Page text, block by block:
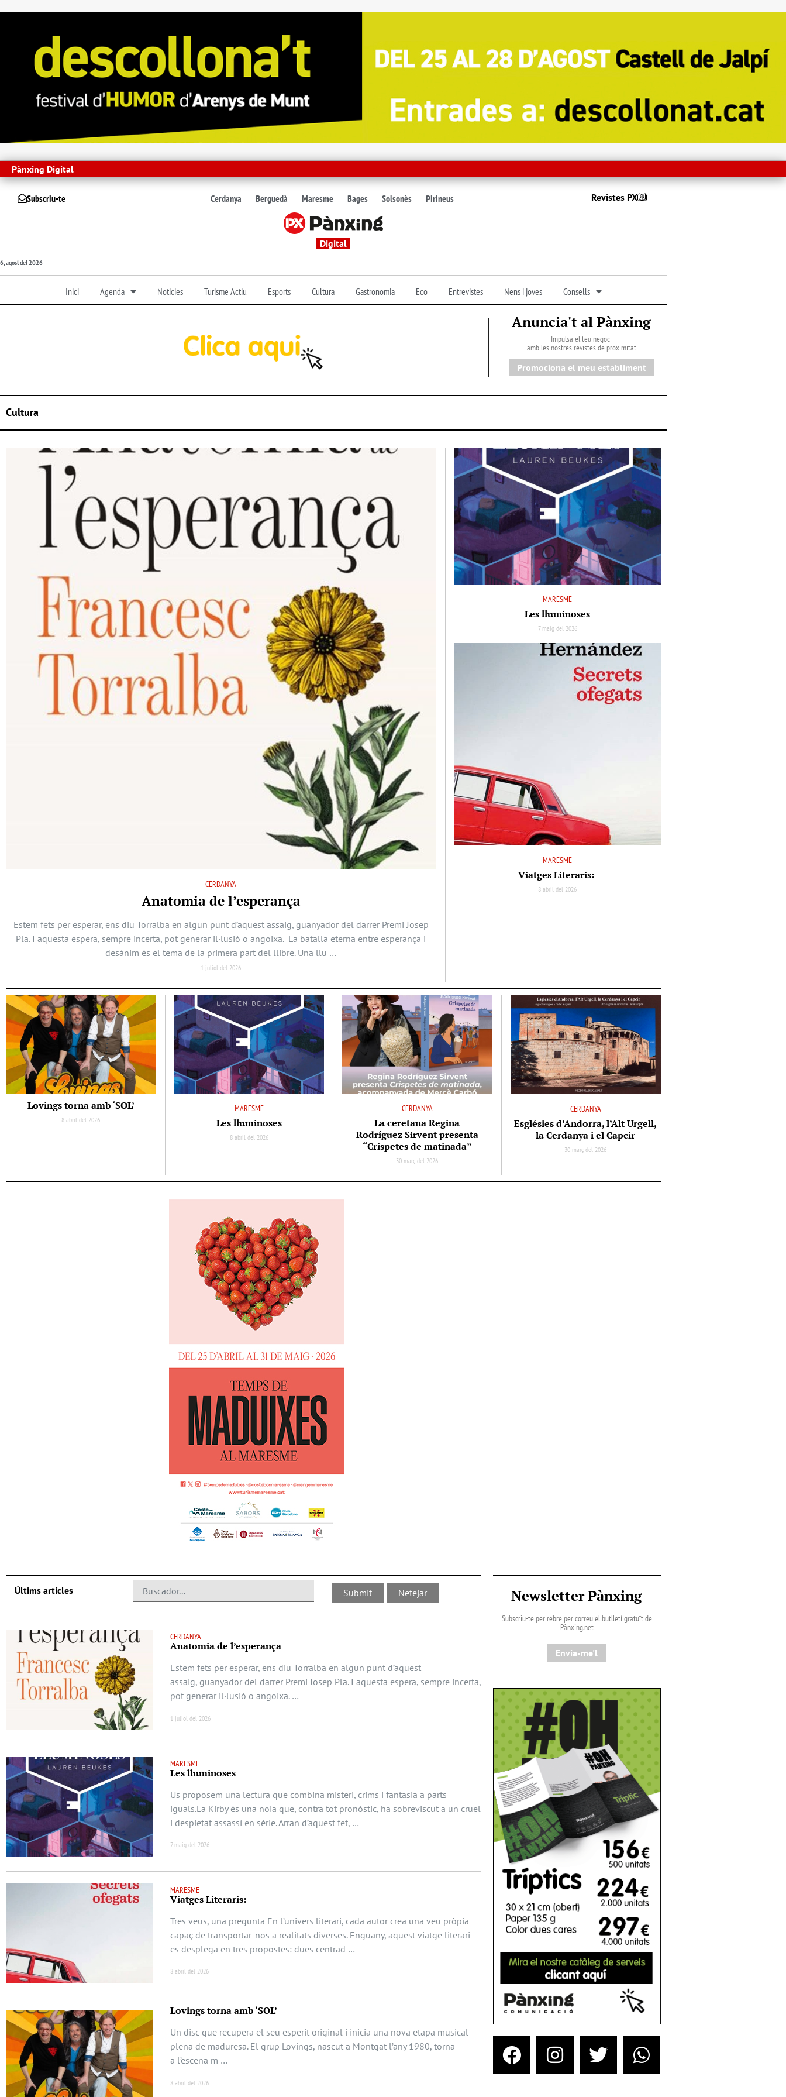
Pànxing Digital
Subscriu-te Cerdanya Berguedà Maresme Bages Solsonès Pirineus Revistes PX
Digital
6, agost del 2026
Inici Agenda Noticies Turisme Actiu Esports Cultura Gastronomia Eco Entrevistes Nens i joves Consells
Anuncia't al Pànxing
Impulsa el teu negoci
amb les nostres revistes de proximitat
Promociona el meu establiment
Cultura
CERDANYA
Anatomia de l’esperança
Estem fets per esperar, ens diu Torralba en algun punt d’aquest assaig, guanyador del darrer Premi Josep
Pla. I aquesta espera, sempre incerta, pot generar il·lusió o angoixa. La batalla eterna entre esperança i
desànim és el tema de la primera part del llibre. Una llu …
1 juliol del 2026
MARESME
Les lluminoses
7 maig del 2026
MARESME
Viatges Literaris:
8 abril del 2026
Lovings torna amb ‘SOL’
8 abril del 2026
MARESME
Les lluminoses
8 abril del 2026
CERDANYA
La ceretana Regina
Rodríguez Sirvent presenta
“Crispetes de matinada”
30 març del 2026
CERDANYA
Esglésies d’Andorra, l’Alt Urgell,
la Cerdanya i el Capcir
30 març del 2026
Últims artícles
CERDANYA
Anatomia de l’esperança
Estem fets per esperar, ens diu Torralba en algun punt d’aquest
assaig, guanyador del darrer Premi Josep Pla. I aquesta espera, sempre incerta,
pot generar il·lusió o angoixa. …
1 juliol del 2026
MARESME
Les lluminoses
Us proposem una lectura que combina misteri, crims i fantasia a parts
iguals.La Kirby és una noia que, contra tot pronòstic, ha sobreviscut a un cruel
i despietat assassí en sèrie. Arran d’aquest fet, …
7 maig del 2026
MARESME
Viatges Literaris:
Tres veus, una pregunta En l’univers literari, cada autor crea una veu pròpia
capaç de transportar-nos a realitats diverses. Enguany, aquest viatge literari
es desplega en tres propostes: dues centrad …
8 abril del 2026
Lovings torna amb ‘SOL’
Un disc que recupera el seu esperit original i inicia una nova etapa musical
plena de maduresa. El grup Lovings, nascut a Montgat l’any 1980, torna
a l’escena m …
8 abril del 2026
Newsletter Pànxing
Subscriu-te per rebre per correu el butlletí gratuït de
Pànxing.net​
Envia-me'l